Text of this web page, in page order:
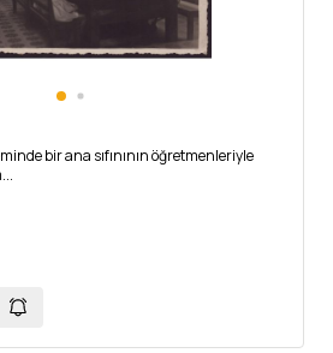
bir ana sıfınının öğretmenleriyle